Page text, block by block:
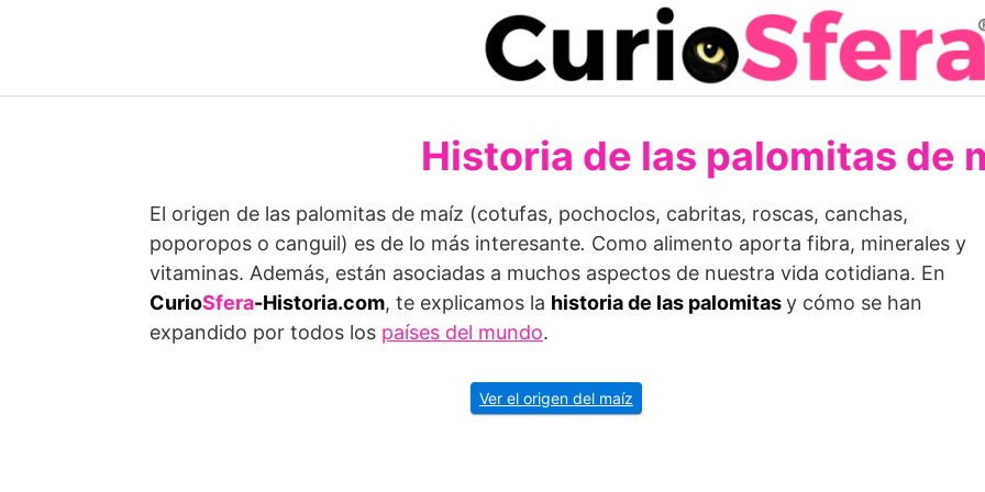
Historia de las palomitas de
El origen de las palomitas de maíz (cotufas, pochoclos, cabritas, roscas, canchas,
poporopos o canguil) es de lo más interesante. Como alimento aporta fibra, minerales y
vitaminas. Además, están asociadas a muchos aspectos de nuestra vida cotidiana. En
CurioSfera-Historia.com, te explicamos la historia de las palomitasy cómo se han
expandido por todos los países del mundo.
Ver el origen del maíz